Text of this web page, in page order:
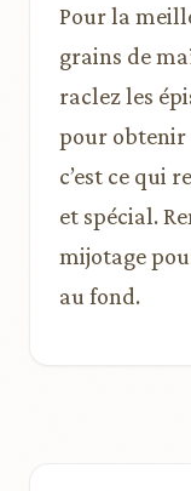
Pour la
grains de
raclez les
pour obtenir
c’est ce qui
et spécial.
mijotage
au fond.